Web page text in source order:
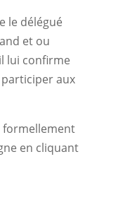
délégué
et ou
lui confirme
aux
en cliquant